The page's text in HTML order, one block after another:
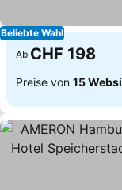
Beliebte Wahl
Ab CHF 198
Preise von 15